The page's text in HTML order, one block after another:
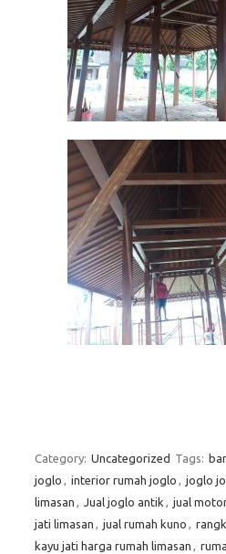
Category: Uncategorized Tags:
joglo , interior rumah joglo , joglo
limasan , Jual joglo antik , jual
jati limasan , jual rumah kuno ,
kayu jati harga rumah limasan ,